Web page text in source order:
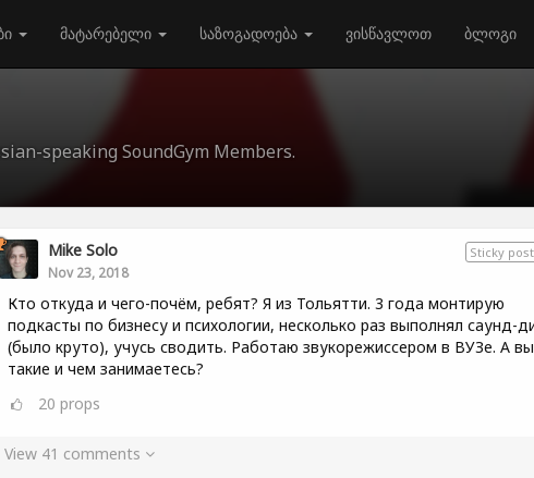
მატარებელი საზოგადოება ვისწავლოთ ბლოგი
speaking SoundGym Members.
Sticky post
Mike Solo
Nov 23, 2018
Кто откуда и чего-почём, ребят? Я из Тольятти. 3 года монтирую
подкасты по бизнесу и психологии, несколько раз выполнял саунд-
(было круто), учусь сводить. Работаю звукорежиссером в ВУЗе. А
такие и чем занимаетесь?
20 props
View 41 comments